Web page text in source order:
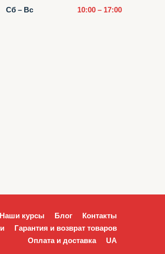
Сб – Вс 10:00 – 17:00
Наши курсы Блог
Контакты
Гарантия и возврат товаров
Оплата и доставка
UA